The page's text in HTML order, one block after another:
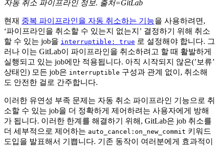
자동 취소 파이프라인 정보. 출처=GitLab
현재 중복 파이프라인을 자동 취소하는 기능을 사용하려면,
‘파이프라인을 취소할 수 있는지 없는지’ 결정하기 위해 취소
할 수 있는 job을 interruptible: true 로 설정해야 합니다. 그
러나 이는 GitLab이 파이프라인을 취소하려고 할 때 활발하게
실행되고 있는 job에만 적용됩니다. 아직 시작되지 않은(’보류’
상태인) 모든 job은 interruptible 구성과 관계 없이, 취소해
도 안전한 걸로 간주합니다.
이러한 유연성 부족 문제는 자동 취소 파이프라인 기능으로 취
소할 수 있는 job을 더 정확하게 제어하려는 사용자에게 방해
가 됩니다. 이러한 한계를 해결하기 위해, GitLab은 job 취소를
더 세부적으로 제어하는 auto_cancel:on_new_commit 키워드
도입을 발표해서 기쁩니다. 기존 동작이 여러분에게 효과적이